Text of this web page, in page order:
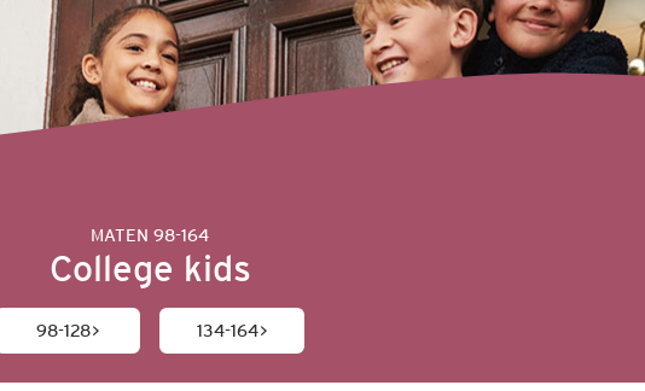
MATEN 98-164
College kids
98-128 134-164